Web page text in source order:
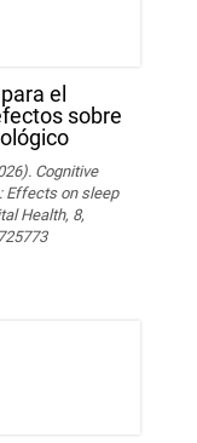
el
sobre
Cognitive
Effects on sleep
Health, 8,